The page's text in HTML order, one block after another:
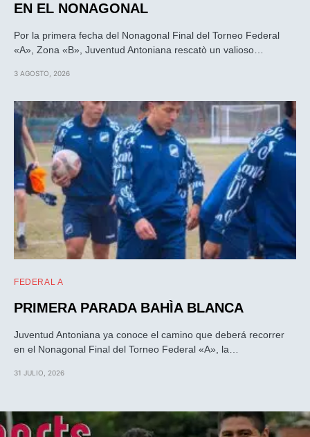
EN EL NONAGONAL
Por la primera fecha del Nonagonal Final del Torneo Federal
«A», Zona «B», Juventud Antoniana rescatò un valioso…
3 AGOSTO, 2026
FEDERAL A
PRIMERA PARADA BAHÌA BLANCA
Juventud Antoniana ya conoce el camino que deberá recorrer
en el Nonagonal Final del Torneo Federal «A», la…
31 JULIO, 2026